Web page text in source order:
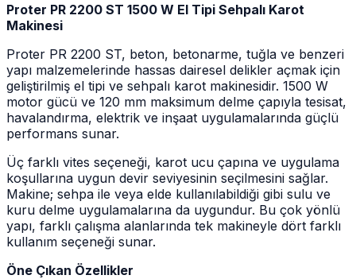
Proter PR 2200 ST 1500 W El Tipi Sehpalı Karot
Makinesi
Proter PR 2200 ST, beton, betonarme, tuğla ve benzeri
yapı malzemelerinde hassas dairesel delikler açmak için
geliştirilmiş el tipi ve sehpalı karot makinesidir. 1500 W
motor gücü ve 120 mm maksimum delme çapıyla tesisat,
havalandırma, elektrik ve inşaat uygulamalarında güçlü
performans sunar.
Üç farklı vites seçeneği, karot ucu çapına ve uygulama
koşullarına uygun devir seviyesinin seçilmesini sağlar.
Makine; sehpa ile veya elde kullanılabildiği gibi sulu ve
kuru delme uygulamalarına da uygundur. Bu çok yönlü
yapı, farklı çalışma alanlarında tek makineyle dört farklı
kullanım seçeneği sunar.
Öne Çıkan Özellikler